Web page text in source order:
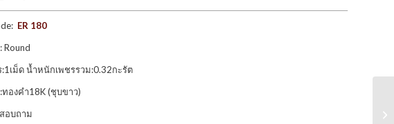
ER 180
Round
เม็ด น้ำหนักเพชรรวม:0.32กะรัต
ทองคำ18K (ชุบขาว)
อบถาม